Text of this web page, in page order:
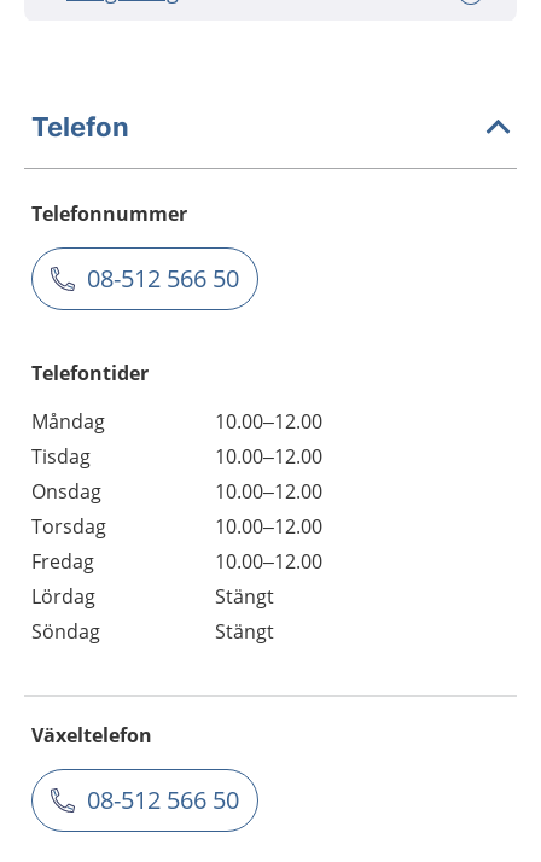
Telefon
Telefonnummer
08-512 566 50
Telefontider
Måndag
10.00–12.00
Tisdag
10.00–12.00
Onsdag
10.00–12.00
Torsdag
10.00–12.00
Fredag
10.00–12.00
Lördag
Stängt
Söndag
Stängt
Växeltelefon
08-512 566 50